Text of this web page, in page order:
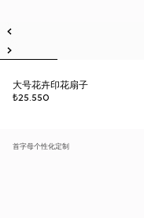
大号花卉印花扇子
₺25.550
首字母个性化定制